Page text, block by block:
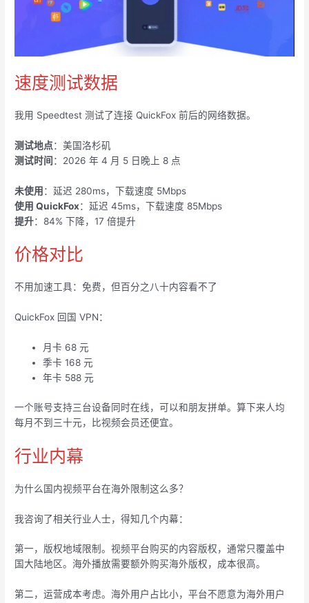
速度测试数据
我用 Speedtest 测试了连接 QuickFox 前后的网络数据。
测试地点：美国洛杉矶
测试时间 ：2026 年 4 月 5 日晚上 8 点
未使用 ：延迟 280ms，下载速度 5Mbps
使用 QuickFox：延迟 45ms，下载速度 85Mbps
提升：84% 下降，17 倍提升
价格对比
不用加速工具：免费，但百分之八十内容看不了
QuickFox 回国 VPN：
月卡 68 元
季卡 168 元
年卡 588 元
一个账号支持三台设备同时在线，可以和朋友拼单。算下来人均
每月不到三十元，比视频会员还便宜。
行业内幕
为什么国内视频平台在海外限制这么多？
我咨询了相关行业人士，得知几个内幕：
第一，版权地域限制。视频平台购买的内容版权，通常只覆盖中
国大陆地区。海外播放需要额外购买海外版权，成本很高。
第二，运营成本考虑。海外用户占比小，平台不愿意为海外用户